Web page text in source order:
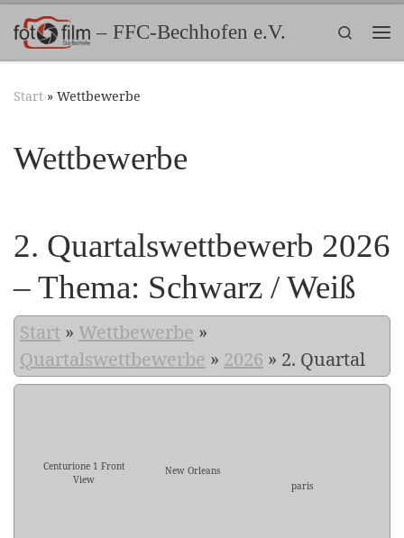
Zum Inhalt springen– FFC-Bechhofen e.V.
Search
Start » Wettbewerbe
Wettbewerbe
2. Quartalswettbewerb 2026
– Thema: Schwarz / Weiß
Start » Wettbewerbe »
Quartalswettbewerbe » 2026 » 2. Quartal
Centurione 1 Front
View
New Orleans
paris